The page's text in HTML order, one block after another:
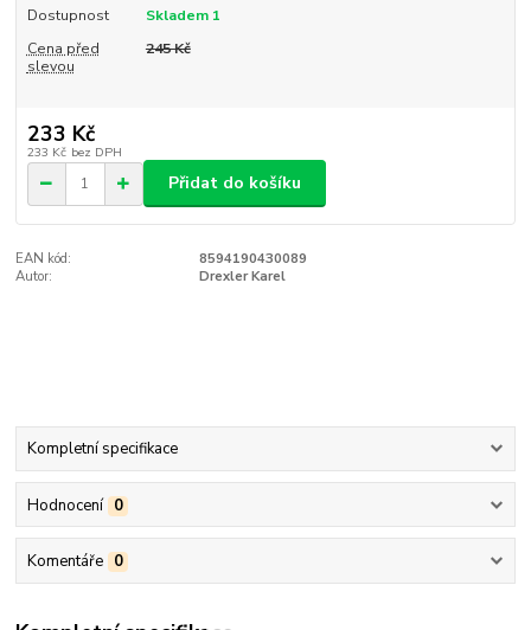
Dostupnost
Skladem 1
Cena před
slevou
245 Kč
233 Kč
233 Kč bez DPH
Přidat do košíku
EAN kód:
8594190430089
Autor:
Drexler Karel
Kompletní specifikace
Hodnocení 0
Komentáře 0